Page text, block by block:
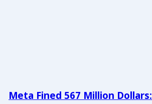
Meta Fined 567 Million Dollars: